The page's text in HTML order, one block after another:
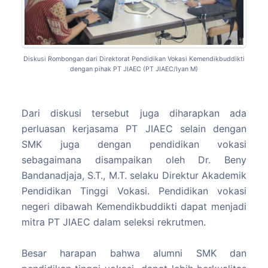
Diskusi Rombongan dari Direktorat Pendidikan Vokasi Kemendikbuddikti
dengan pihak PT JIAEC (PT JIAEC/Iyan M)
Dari diskusi tersebut juga diharapkan ada
perluasan kerjasama PT JIAEC selain dengan
SMK juga dengan pendidikan vokasi
sebagaimana disampaikan oleh Dr. Beny
Bandanadjaja, S.T., M.T. selaku Direktur Akademik
Pendidikan Tinggi Vokasi. Pendidikan vokasi
negeri dibawah Kemendikbuddikti dapat menjadi
mitra PT JIAEC dalam seleksi rekrutmen.
Besar harapan bahwa alumni SMK dan